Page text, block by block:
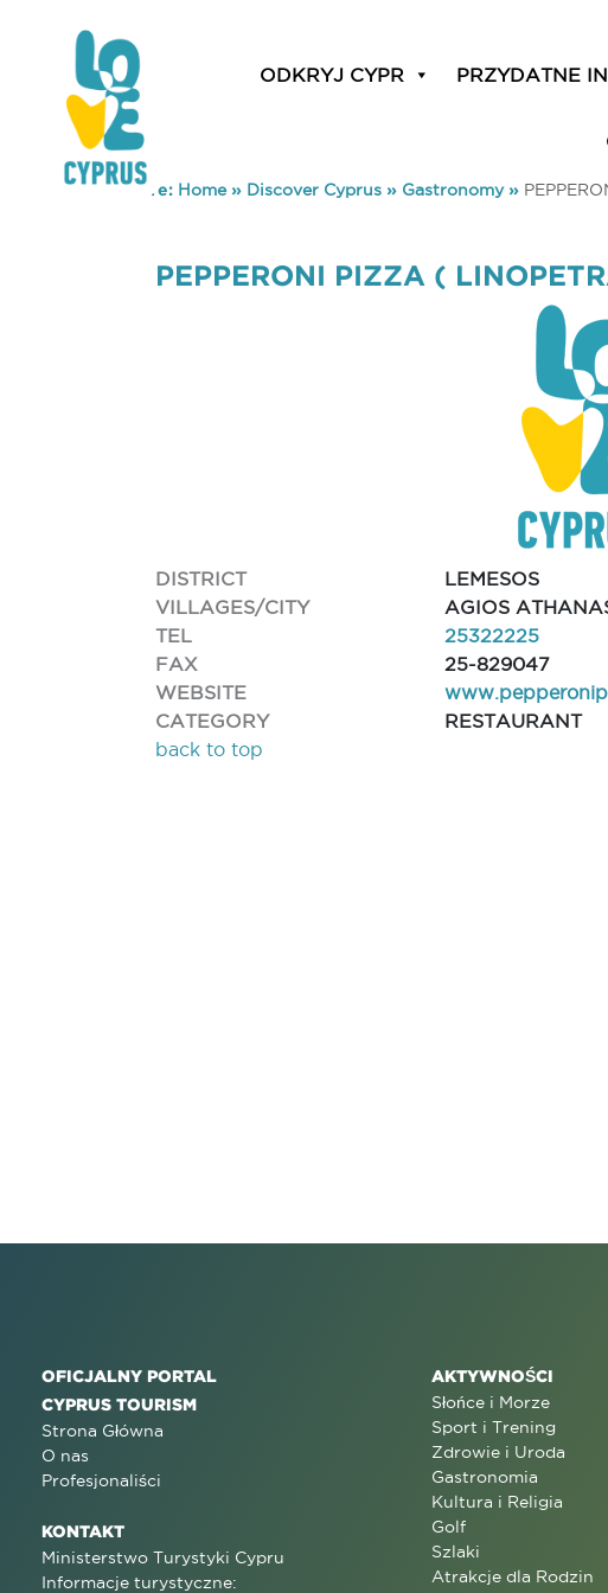
ODKRYJ CYPR PRZYDATNE
You are here: Home» Discover Cyprus » Gastronomy»
PEPPERONI PIZZA (
DISTRICT
LEMESOS
VILLAGES/CITY
AGIOS
TEL
25322225
FAX
25-829047
WEBSITE
CATEGORY
RESTAURANT
back to top
OFICJALNY PORTAL
CYPRUS TOURISM
Strona Główna
O nas
Profesjonaliści
KONTAKT
Ministerstwo Turystyki Cypru
Informacje turystyczne:
AKTYWNOŚCI
Słońce i Morze
Sport i Trening
Zdrowie i Uroda
Gastronomia
Kultura i Religia
Golf
Szlaki
Atrakcje dla Rodzin